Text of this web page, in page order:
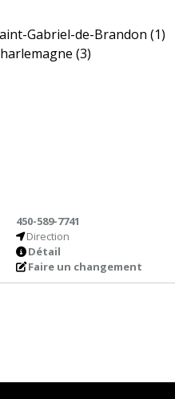
Gabriel-de-Brandon (1)
(3)
450-589-7741
Direction
Détail
Faire un changement